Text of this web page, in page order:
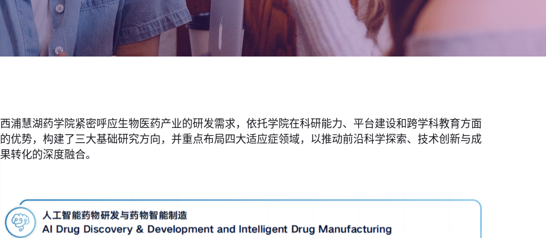
西浦慧湖药学院紧密呼应生物医药产业的研发需求，依托学院在科研能力、平台建设和跨学科教育方面
的优势，构建了三大基础研究方向，并重点布局四大适应症领域，以推动前沿科学探索、技术创新与成
果转化的深度融合。